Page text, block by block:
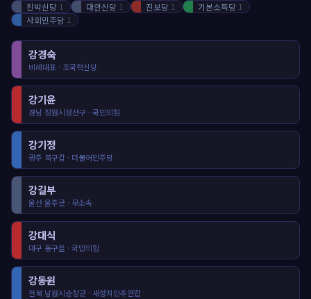
친박신당 1 대안신당 1 진보당 1 기본소득당 1
사회민주당 1
강경숙
비례대표 · 조국혁신당
강기윤
경남 창원시성산구 · 국민의힘
강기정
광주 북구갑 · 더불어민주당
강길부
울산 울주군 · 무소속
강대식
대구 동구을 · 국민의힘
강동원
전북 남원시순창군 · 새정치민주연합